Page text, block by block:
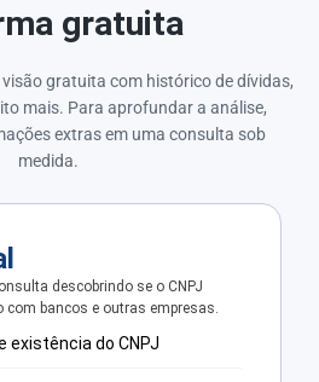
gratuita
gratuita com histórico de dívidas,
mais. Para aprofundar a análise,
extras em uma consulta sob
medida.
descobrindo se o CNPJ
bancos e outras empresas.
existência do CNPJ